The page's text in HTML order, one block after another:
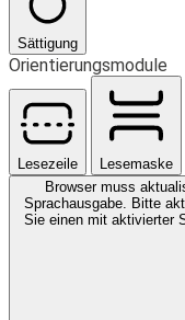
Sättigung
Orientierungsmodule
Lesezeile
Lesemaske
Browser muss
Sprachausgabe. Bitte
Sie einen mit aktivierter